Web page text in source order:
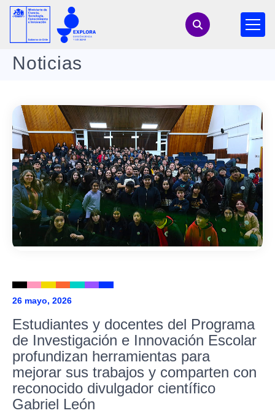
Noticias
26 mayo, 2026
Estudiantes y docentes del Programa
de Investigación e Innovación Escolar
profundizan herramientas para
mejorar sus trabajos y comparten con
reconocido divulgador científico
Gabriel León